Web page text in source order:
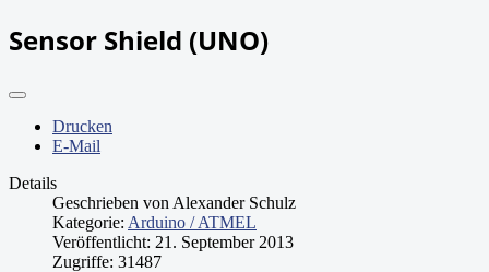
Sensor Shield (UNO)
Drucken
E-Mail
Details
Geschrieben von Alexander Schulz
Kategorie: Arduino / ATMEL
Veröffentlicht: 21. September 2013
Zugriffe: 31487